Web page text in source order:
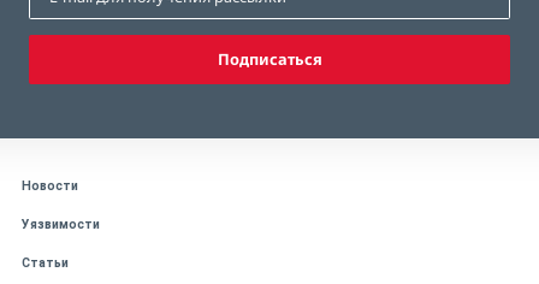
Подписаться
Новости
Уязвимости
Статьи